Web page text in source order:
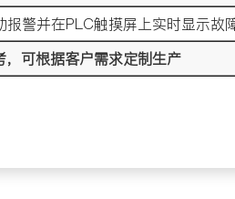
报警并在PLC触摸屏上实时显示故
可根据客户需求定制生产